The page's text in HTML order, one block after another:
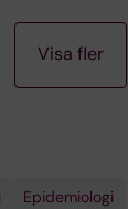
Visa fler
Epidemiologi